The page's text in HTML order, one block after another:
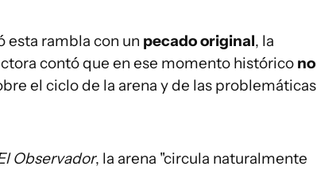
esta rambla con un pecado original, la
contó que en ese momento histórico no
el ciclo de la arena y de las problemáticas
Observador, la arena "circula naturalmente